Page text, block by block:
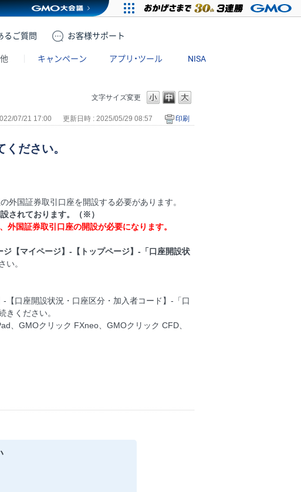
る ご質問 お客様サポート
キャンペーン アプリ・ツール NISA
文字サイズ変更
07/21 17:00 更新日時 : 2025/05/29 08:57 印刷
ださい。
外国証券取引口座を開設する必要があります。
されております。（※）
国証券取引口座の開設が必要になります。
ジ【マイページ】-【トップページ】-「口座開設状
い。
【口座開設状況・口座区分・加入者コード】-「口
きください。
、GMOクリック FXneo、GMOクリック CFD、